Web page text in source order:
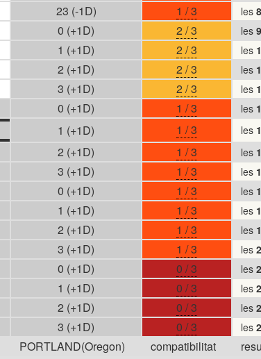
23 (-1D) 1 / 3 les 8
0 (+1D) 2 / 3 les 9
1 (+1D) 2 / 3 les
2 (+1D) 2 / 3 les
3 (+1D) 2 / 3 les
0 (+1D) 1 / 3 les
1 (+1D) 1 / 3 les
2 (+1D) 1 / 3 les
3 (+1D) 1 / 3 les
0 (+1D) 1 / 3 les
1 (+1D) 1 / 3 les
2 (+1D) 1 / 3 les
3 (+1D) 1 / 3 les
0 (+1D) 0 / 3 les
1 (+1D) 0 / 3 les
2 (+1D) 0 / 3 les
3 (+1D) 0 / 3 les
PORTLAND(Oregon) compatibilitat